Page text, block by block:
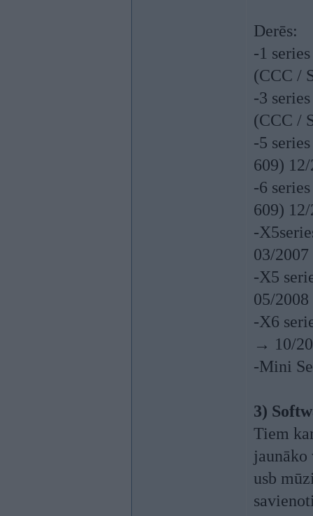
Derēs:
-1
(CCC /
-3
(CCC /
-5
609)
-6
609)
-
03/
-X5
05/
-X6
→ 10/
-Mini
3)
Tiem
jaunāko
usb